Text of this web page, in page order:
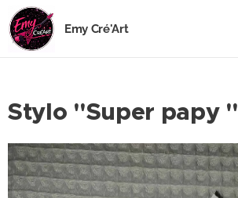
Emy Cré'Art
Stylo "Super papy "